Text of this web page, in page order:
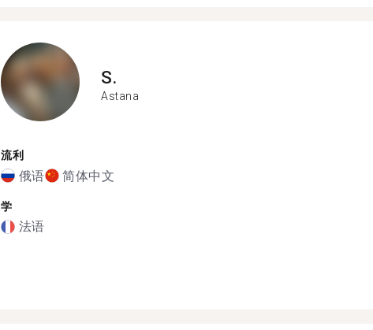
S.
Astana
流利
俄语 简体中文
学
法语